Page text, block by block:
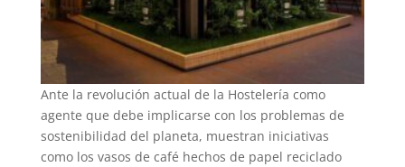
Ante la revolución actual de la Hostelería como
agente que debe implicarse con los problemas de
sostenibilidad del planeta, muestran iniciativas
como los vasos de café hechos de papel reciclado